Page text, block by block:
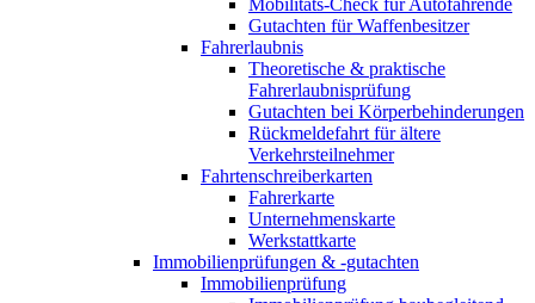
Gutachten für Waffenbesitzer
Fahrerlaubnis
Theoretische & praktische
Fahrerlaubnisprüfung
Gutachten bei Körperbehinderungen
Rückmeldefahrt für ältere
Verkehrsteilnehmer
Fahrtenschreiberkarten
Fahrerkarte
Unternehmenskarte
Werkstattkarte
Immobilienprüfungen & -gutachten
Immobilienprüfung